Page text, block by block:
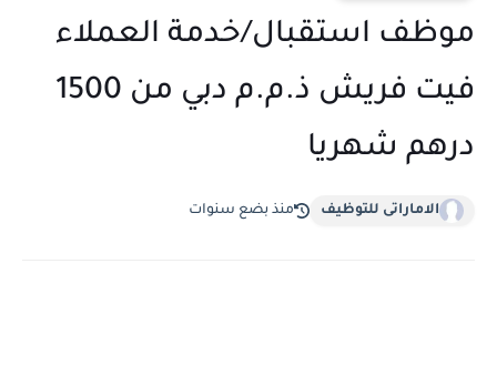
موظف استقبال/خدمة العملاء
فيت فريش ذ.م.م دبي من 1500
درهم شهريا
الاماراتى للتوظيف منذ بضع سنوات